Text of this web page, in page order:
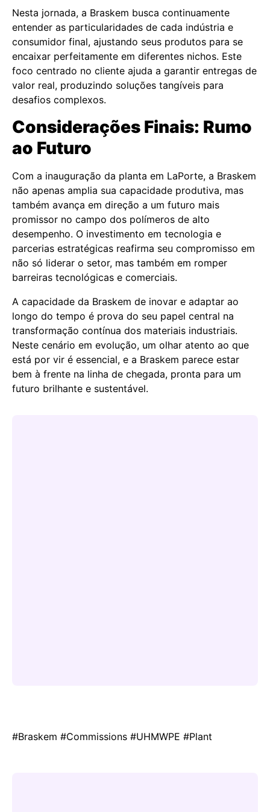
Nesta jornada, a Braskem busca continuamente
entender as particularidades de cada indústria e
consumidor final, ajustando seus produtos para se
encaixar perfeitamente em diferentes nichos. Este
foco centrado no cliente ajuda a garantir entregas de
valor real, produzindo soluções tangíveis para
desafios complexos.
Considerações Finais: Rumo
ao Futuro
Com a inauguração da planta em LaPorte, a Braskem
não apenas amplia sua capacidade produtiva, mas
também avança em direção a um futuro mais
promissor no campo dos polímeros de alto
desempenho. O investimento em tecnologia e
parcerias estratégicas reafirma seu compromisso em
não só liderar o setor, mas também em romper
barreiras tecnológicas e comerciais.
A capacidade da Braskem de inovar e adaptar ao
longo do tempo é prova do seu papel central na
transformação contínua dos materiais industriais.
Neste cenário em evolução, um olhar atento ao que
está por vir é essencial, e a Braskem parece estar
bem à frente na linha de chegada, pronta para um
futuro brilhante e sustentável.
#Braskem #Commissions #UHMWPE #Plant